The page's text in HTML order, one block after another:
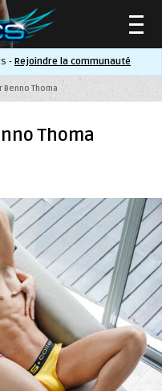
- Rejoindre la communauté
Benno Thoma
Thoma